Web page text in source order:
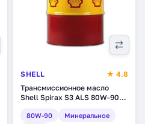
SHELL
★ 4.8
Трансмиссионное масло
Shell Spirax S3 ALS 80W-90,
(550027944)
80W-90
Минеральное